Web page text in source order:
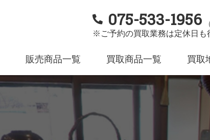
075-533-1956
※ご予約の買取業務は定休日も
販売商品一覧 買取商品一覧 買取